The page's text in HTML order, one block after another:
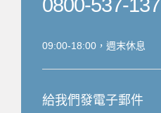
0800-537-137
09:00-18:00，週末休息
給我們發電子郵件